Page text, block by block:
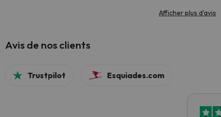
Afficher plus d'avis
Avis de nos clients
Trustpilot Esquiades.com